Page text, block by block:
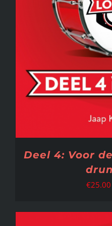
Deel 4: Voor
€25.00